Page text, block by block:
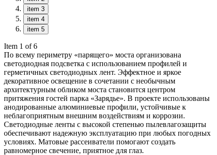
item 3
item 4
item 5
Item 1 of 6
По всему периметру «парящего» моста организована
светодиодная подсветка с использованием профилей и
герметичных светодиодных лент. Эффектное и яркое
декоративное освещение в сочетании с необычным
архитектурным обликом моста становится центром
притяжения гостей парка «Зарядье». В проекте использованы
анодированные алюминиевые профили, устойчивые к
неблагоприятным внешним воздействиям и коррозии.
Светодиодные ленты с высокой степенью пылевлагозащиты
обеспечивают надежную эксплуатацию при любых погодных
условиях. Матовые рассеиватели помогают создать
равномерное свечение, приятное для глаз.